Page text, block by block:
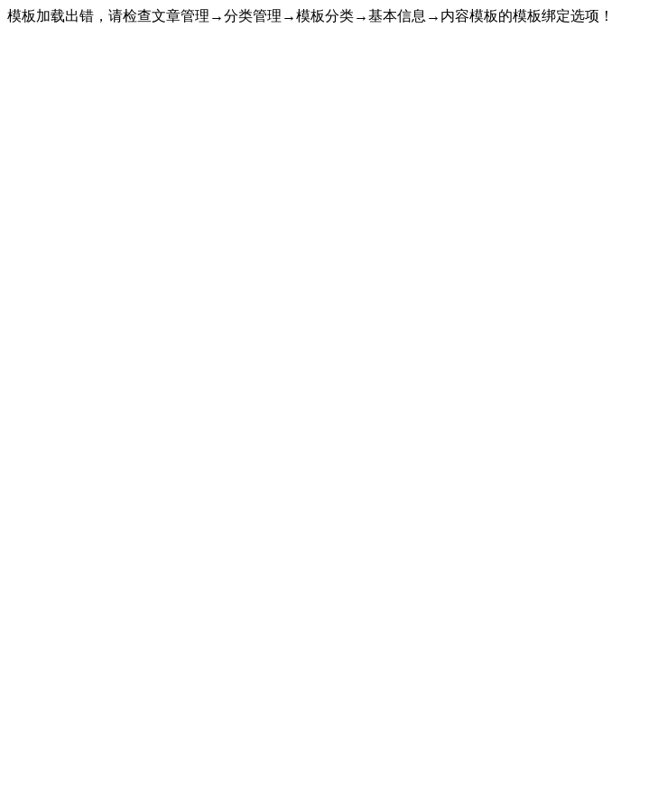
模板加载出错，请检查文章管理→分类管理→模板分类→基本信息→内容模板的模板绑定选项！